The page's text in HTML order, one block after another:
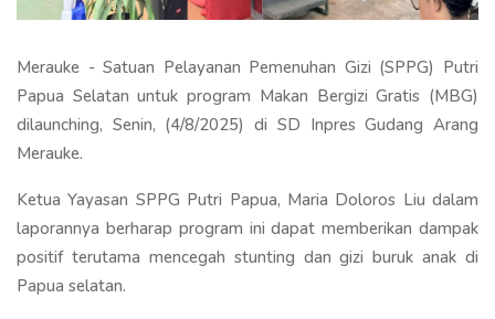
Merauke - Satuan Pelayanan Pemenuhan Gizi (SPPG) Putri
Papua Selatan untuk program Makan Bergizi Gratis (MBG)
dilaunching, Senin, (4/8/2025) di SD Inpres Gudang Arang
Merauke.
Ketua Yayasan SPPG Putri Papua, Maria Doloros Liu dalam
laporannya berharap program ini dapat memberikan dampak
positif terutama mencegah stunting dan gizi buruk anak di
Papua selatan.